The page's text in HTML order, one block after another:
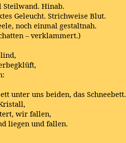
Steilwand. Hinab.
Geleucht. Strichweise Blut.
noch einmal gestaltnah.
– verklammert.)
unter uns beiden, das Schneebett.
wir fallen,
liegen und fallen.